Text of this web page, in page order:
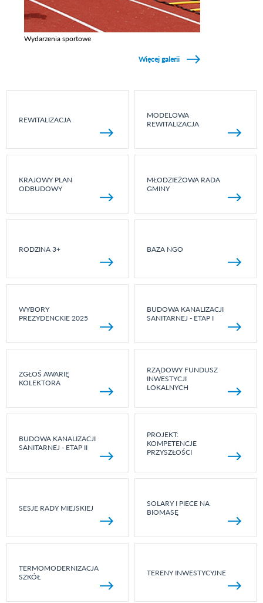
Wydarzenia sportowe
Więcej galerii
REWITALIZACJA
MODELOWA
REWITALIZACJA
KRAJOWY PLAN
ODBUDOWY
MŁODZIEŻOWA RADA
GMINY
RODZINA 3+ BAZA NGO
WYBORY
PREZYDENCKIE 2025
BUDOWA KANALIZACJI
SANITARNEJ - ETAP I
ZGŁOŚ AWARIĘ
KOLEKTORA
RZĄDOWY FUNDUSZ
INWESTYCJI
LOKALNYCH
BUDOWA KANALIZACJI
SANITARNEJ - ETAP II
PROJEKT:
KOMPETENCJE
PRZYSZŁOŚCI
SESJE RADY MIEJSKIEJ
SOLARY I PIECE NA
BIOMASĘ
TERMOMODERNIZACJA
SZKÓŁ
TERENY INWESTYCYJNE